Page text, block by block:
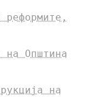
на Општина
на